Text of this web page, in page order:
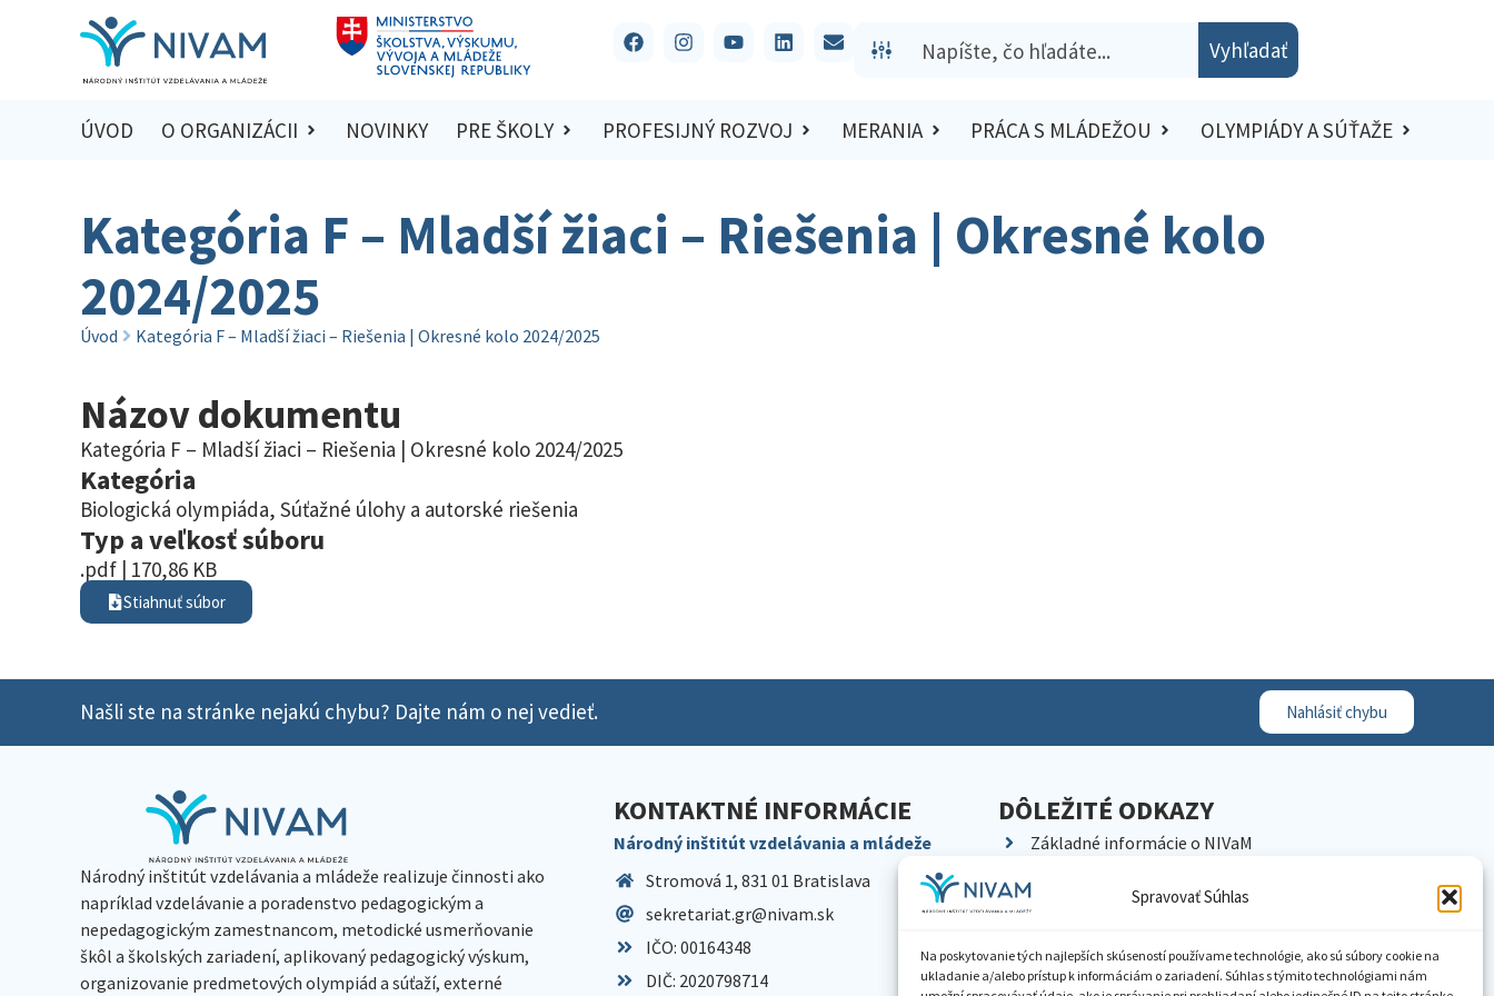
Spravovať Súhlas
Na poskytovanie tých najlepších skúseností používame technológie, ako sú súbory cookie na
ukladanie a/alebo prístup k informáciám o zariadení. Súhlas s týmito technológiami nám
Vyhľadať
ÚVOD O ORGANIZÁCII NOVINKY PRE ŠKOLY PROFESIJNÝ ROZVOJ MERANIA PRÁCA S MLÁDEŽOU OLYMPIÁDY A SÚŤAŽE
Kategória F – Mladší žiaci – Riešenia | Okresné kolo
2024/2025
Úvod Kategória F – Mladší žiaci – Riešenia | Okresné kolo 2024/2025
Názov dokumentu
Kategória F – Mladší žiaci – Riešenia | Okresné kolo 2024/2025
Kategória
Biologická olympiáda, Súťažné úlohy a autorské riešenia
Typ a veľkosť súboru
.pdf | 170,86 KB
Stiahnuť súbor
Našli ste na stránke nejakú chybu? Dajte nám o nej vedieť. Nahlásiť chybu
Národný inštitút vzdelávania a mládeže realizuje činnosti ako
napríklad vzdelávanie a poradenstvo pedagogickým a
nepedagogickým zamestnancom, metodické usmerňovanie
škôl a školských zariadení, aplikovaný pedagogický výskum,
organizovanie predmetových olympiád a súťaží, externé
KONTAKTNÉ INFORMÁCIE
Národný inštitút vzdelávania a mládeže
Stromová 1, 831 01 Bratislava
sekretariat.gr@nivam.sk
IČO: 00164348
DIČ: 2020798714
DÔLEŽITÉ ODKAZY
Základné informácie o NIVaM
Kariéra
Pracoviská NIVaM